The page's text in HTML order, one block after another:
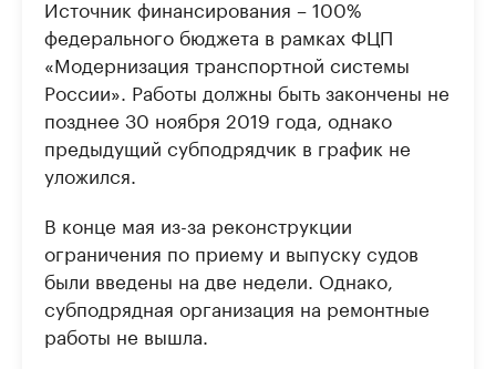
Источник финансирования – 100%
федерального бюджета в рамках ФЦП
«Модернизация транспортной системы
России». Работы должны быть закончены не
позднее 30 ноября 2019 года, однако
предыдущий субподрядчик в график не
уложился.
В конце мая из-за реконструкции
ограничения по приему и выпуску судов
были введены на две недели. Однако,
субподрядная организация на ремонтные
работы не вышла.